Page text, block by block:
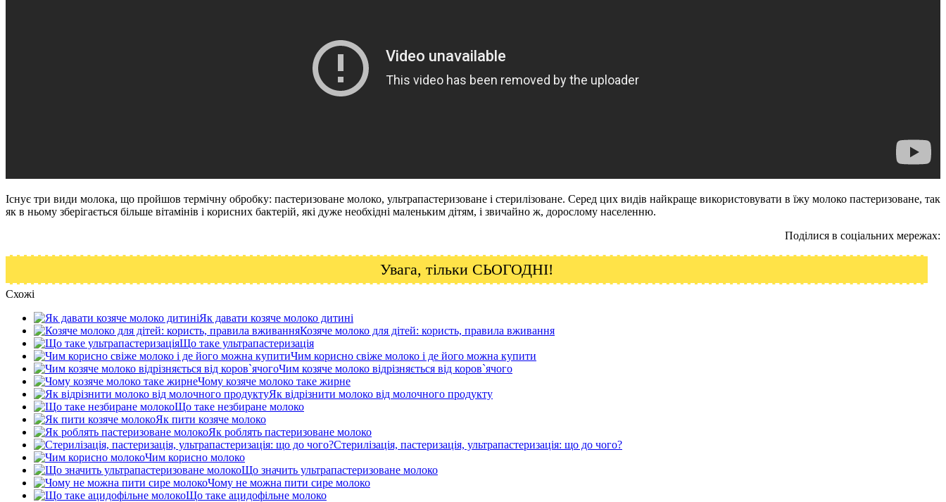
Існує три види молока, що пройшов термічну обробку: пастеризоване молоко, ультрапастеризоване і стерилізоване. Серед цих видів найкраще використовувати в їжу молоко пастеризоване, так
як в ньому зберігається більше вітамінів і корисних бактерій, які дуже необхідні маленьким дітям, і звичайно ж, дорослому населенню.
Поділися в соціальних мережах:
Увага, тільки СЬОГОДНІ!
Схожі
Як давати козяче молоко дитині
Козяче молоко для дітей: користь, правила вживання
Що таке ультрапастеризація
Чим корисно свіже молоко і де його можна купити
Чим козяче молоко відрізняється від коров`ячого
Чому козяче молоко таке жирне
Як відрізнити молоко від молочного продукту
Що таке незбиране молоко
Як пити козяче молоко
Як роблять пастеризоване молоко
Стерилізація, пастеризація, ультрапастеризація: що до чого?
Чим корисно молоко
Що значить ультрапастеризоване молоко
Чому не можна пити сире молоко
Що таке ацидофільне молоко